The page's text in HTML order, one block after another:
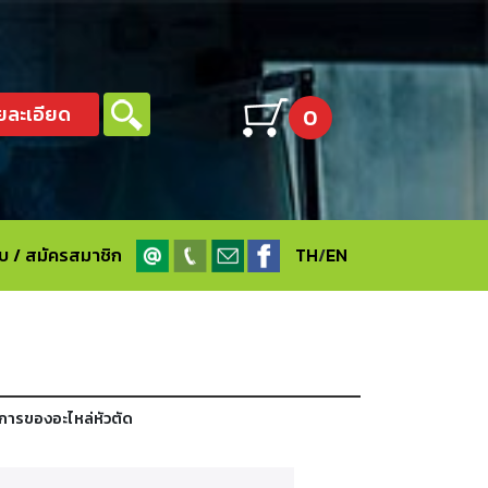
ะเอียด 0
/ สมัครสมาชิก TH/EN
รของอะไหล่หัวตัด